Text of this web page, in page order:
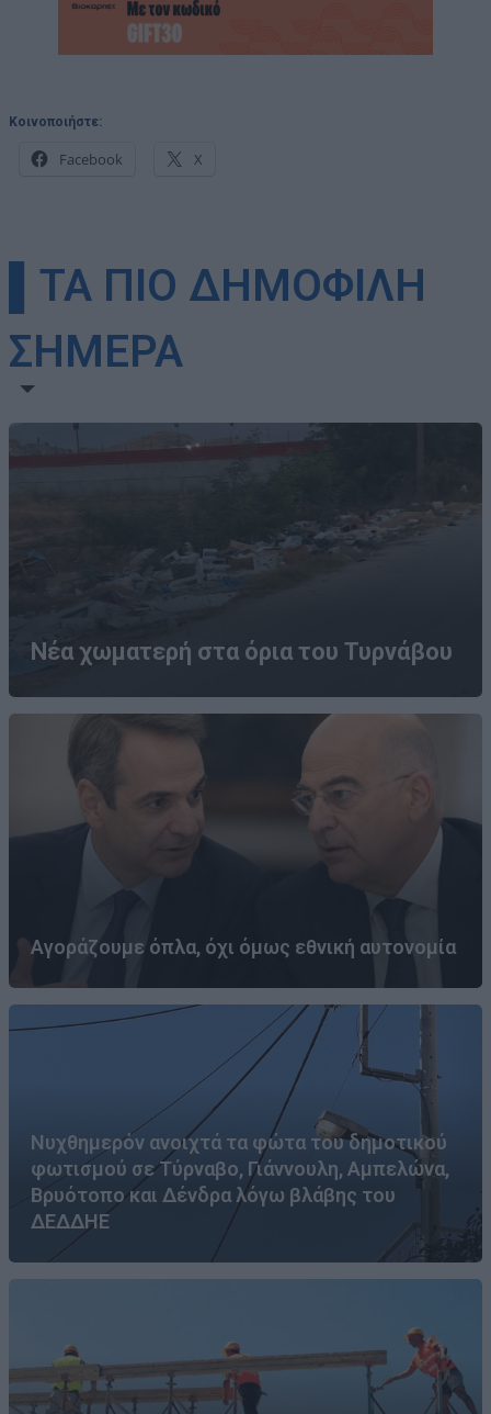
Κοινοποιήστε:
Facebook X
▌ΤΑ ΠΙΟ ΔΗΜΟΦΙΛΗ
ΣΗΜΕΡΑ
Νέα χωματερή στα όρια του Τυρνάβου
Αγοράζουμε όπλα, όχι όμως εθνική αυτονομία
Νυχθημερόν ανοιχτά τα φώτα του δημοτικού
φωτισμού σε Τύρναβο, Γιάννουλη, Αμπελώνα,
Βρυότοπο και Δένδρα λόγω βλάβης του
ΔΕΔΔΗΕ